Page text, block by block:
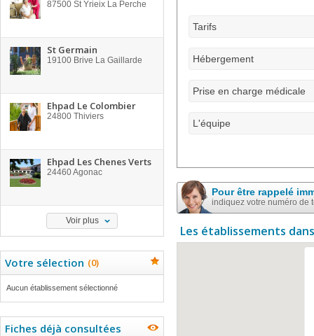
87500 St Yrieix La Perche
St Germain
19100 Brive La Gaillarde
Ehpad Le Colombier
24800 Thiviers
Ehpad Les Chenes Verts
24460Agonac
Voir plus
Votre sélection (0)
Aucun établissement sélectionné
Fiches déjà consultées
Tarifs
Hébergement
Prise en charge médicale
L'équipe
Pour être rappelé
indiquez votre numéro de
Les établissements